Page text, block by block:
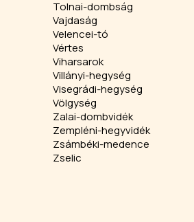
Tolnai-dombság
Vajdaság
Velencei-tó
Vértes
Viharsarok
Villányi-hegység
Visegrádi-hegység
Völgység
Zalai-dombvidék
Zempléni-hegyvidék
Zsámbéki-medence
Zselic